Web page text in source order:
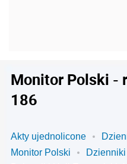
Monitor Polski -
186
Akty ujednolicone
Monitor Polski